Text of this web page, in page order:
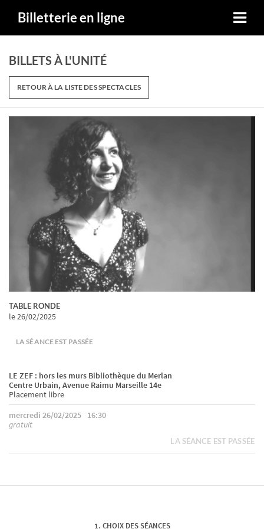
Billetterie en ligne
BILLETS À L'UNITÉ
RETOUR À LA LISTE DES SPECTACLES
TABLE RONDE
le 26/02/2025
LA SÉANCE EST PASSÉE
LE ZEF : hors les murs Bibliothèque du Merlan
Centre Urbain, Avenue Raimu Marseille 14e
Placement libre
mercredi 26/02/2025
16:30
gratuit
LA SÉANCE EST PASSÉE
CHOIX DES SÉANCES